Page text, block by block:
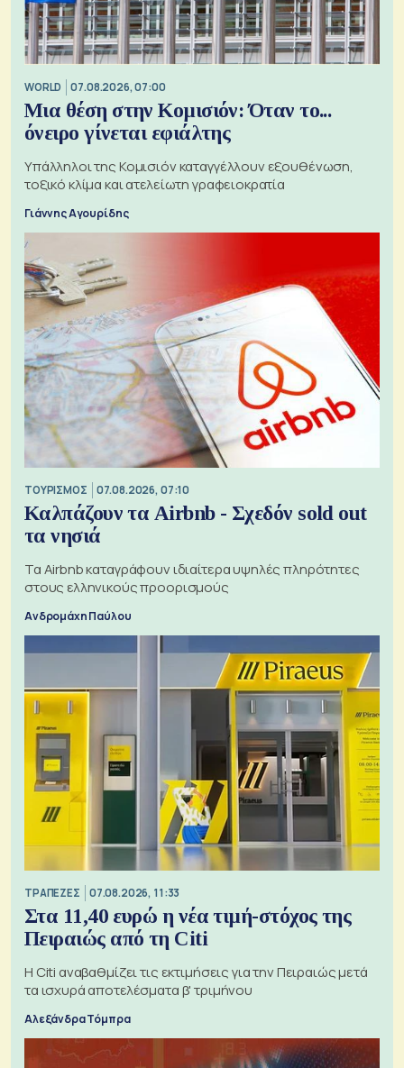
WORLD 07.08.2026, 07:00
Μια θέση στην Κομισιόν: Όταν το...
όνειρο γίνεται εφιάλτης
Υπάλληλοι της Κομισιόν καταγγέλλουν εξουθένωση,
τοξικό κλίμα και ατελείωτη γραφειοκρατία
Γιάννης Αγουρίδης
ΤΟΥΡΙΣΜΟΣ 07.08.2026, 07:10
Καλπάζουν τα Airbnb - Σχεδόν sold out
τα νησιά
Τα Airbnb καταγράφουν ιδιαίτερα υψηλές πληρότητες
στους ελληνικούς προορισμούς
Ανδρομάχη Παύλου
ΤΡΑΠΕΖΕΣ 07.08.2026, 11:33
Στα 11,40 ευρώ η νέα τιμή-στόχος της
Πειραιώς από τη Citi
Η Citi αναβαθμίζει τις εκτιμήσεις για την Πειραιώς μετά
τα ισχυρά αποτελέσματα β' τριμήνου
Αλεξάνδρα Τόμπρα